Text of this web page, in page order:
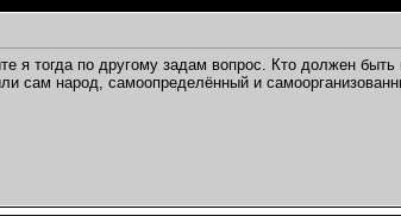
я тогда по другому задам вопрос. Кто должен
сам народ, самоопределённый и